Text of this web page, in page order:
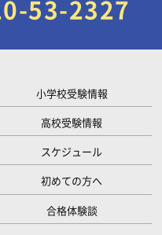
53-2327
小学校受験情報
高校受験情報
スケジュール
初めての方へ
合格体験談